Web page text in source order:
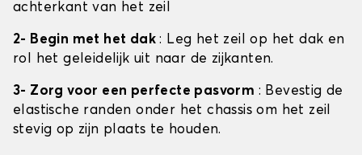
achterkant van het zeil
2- Begin met het dak: Leg het zeil op het dak en
rol het geleidelijk uit naar de zijkanten.
3- Zorg voor een perfecte pasvorm : Bevestig de
elastische randen onder het chassis om het zeil
stevig op zijn plaats te houden.